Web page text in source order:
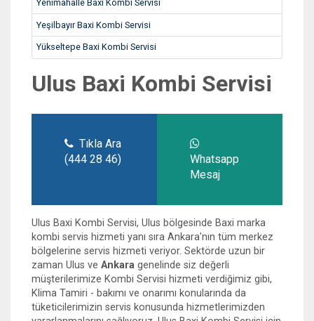
Yenimahalle Baxi Kombi Servisi
Yeşilbayır Baxi Kombi Servisi
Yükseltepe Baxi Kombi Servisi
Ulus Baxi Kombi Servisi
Tıkla Ara
(444 28 46)
Whatsapp
Mesaj
Ulus Baxi Kombi Servisi, Ulus bölgesinde Baxi marka
kombi servis hizmeti yanı sıra Ankara'nın tüm merkez
bölgelerine servis hizmeti veriyor. Sektörde uzun bir
zaman Ulus ve Ankara genelinde siz değerli
müşterilerimize Kombi Servisi hizmeti verdiğimiz gibi,
Klima Tamiri - bakımı ve onarımı konularında da
tüketicilerimizin servis konusunda hizmetlerimizden